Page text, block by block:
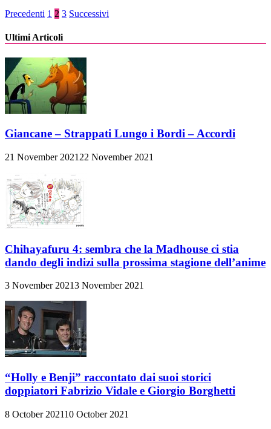
Precedenti 1 2 3 Successivi
Ultimi Articoli
Giancane – Strappati Lungo i Bordi – Accordi
21 November 2021 22 November 2021
Chihayafuru 4: sembra che la Madhouse ci stia
dando degli indizi sulla prossima stagione dell’anime
3 November 20213 November 2021
“Holly e Benji” raccontato dai suoi storici
doppiatori Fabrizio Vidale e Giorgio Borghetti
8 October 202110 October 2021